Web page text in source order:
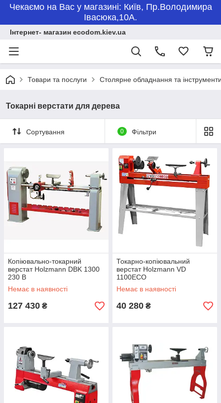
Чекаємо на Вас у магазині: Київ, Пр.Володимира
Івасюка,10А.
Інтернет- магазин ecodom.kiev.ua
Товари та послуги Столярне обладнання та
Токарні верстати для дерева
Сортування 0 Фільтри
Копіювально-токарний
верстат Holzmann DBK 1300
230 В
Немає в наявності
127 430 ₴
Токарно-копіювальний
верстат Holzmann VD
1100ECO
Немає в наявності
40 280 ₴